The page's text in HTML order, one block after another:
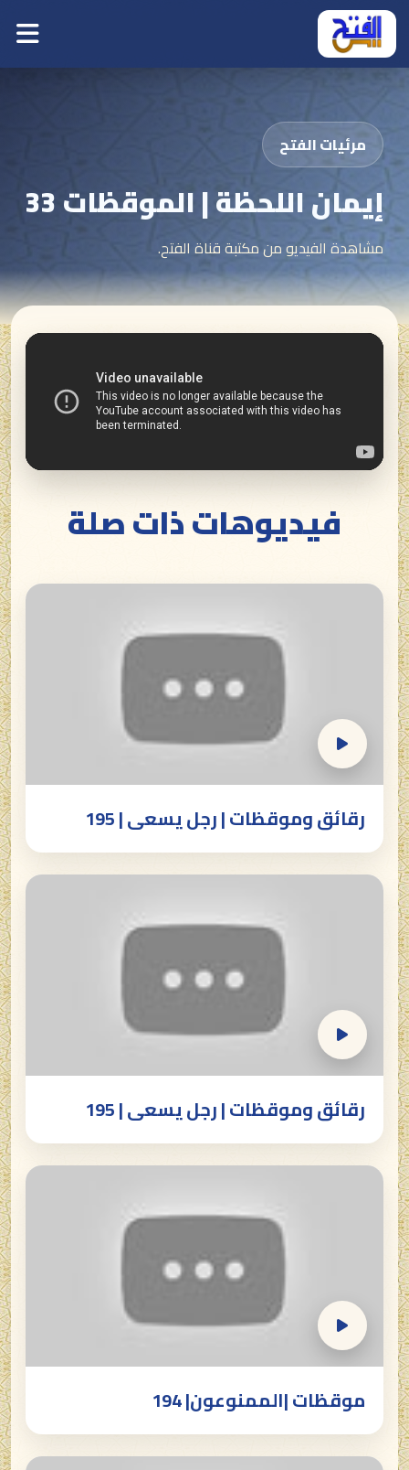
مرئيات الفتح
إيمان اللحظة | الموقظات 33
مشاهدة الفيديو من مكتبة قناة الفتح.
فيديوهات ذات صلة
رقائق وموقظات | رجل يسعى | 195
رقائق وموقظات | رجل يسعى | 195
موقظات |الممنوعون| 194